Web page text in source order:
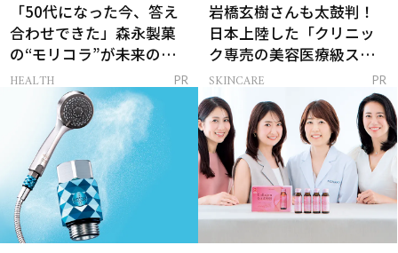
「50代になった今、答え
合わせできた」森永製菓
の“モリコラ”が未来のキ
レイを連れてくる！
HEALTH PR
岩橋玄樹さんも太鼓判！
日本上陸した「クリニッ
ク専売の美容医療級スキ
ンケア」
SKINCARE PR